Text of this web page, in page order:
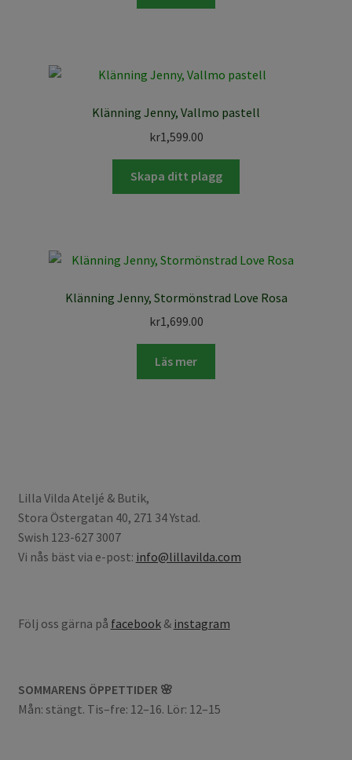
Klänning Jenny, Vallmo pastell
kr1,599.00
Skapa ditt plagg
Klänning Jenny, Stormönstrad Love Rosa
kr1,699.00
Läs mer
Lilla Vilda Ateljé & Butik,
Stora Östergatan 40, 271 34 Ystad.
Swish 123-627 3007
Vi nås bäst via e-post: info@lillavilda.com
Följ oss gärna på facebook& instagram
SOMMARENS ÖPPETTIDER 🌸
Mån: stängt. Tis–fre: 12–16. Lör: 12–15